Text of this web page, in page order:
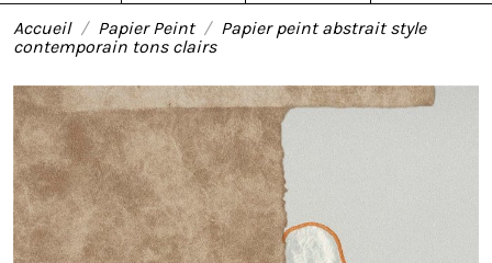
Accueil Papier Peint
Papier peint abstrait style
contemporain tons clairs